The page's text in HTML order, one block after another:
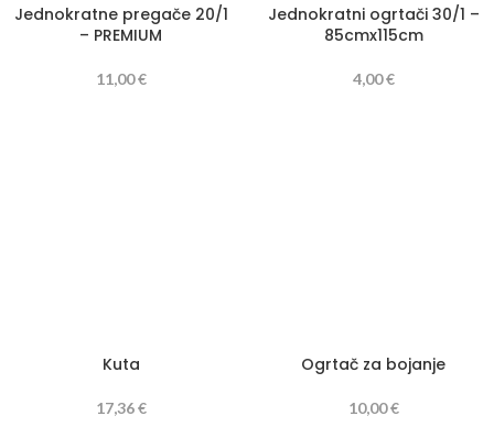
Jednokratne pregače 20/1
– PREMIUM
11,00€
Jednokratni ogrtači 30/1 –
85cmx115cm
4,00€
Kuta
17,36€
Ogrtač za bojanje
10,00€